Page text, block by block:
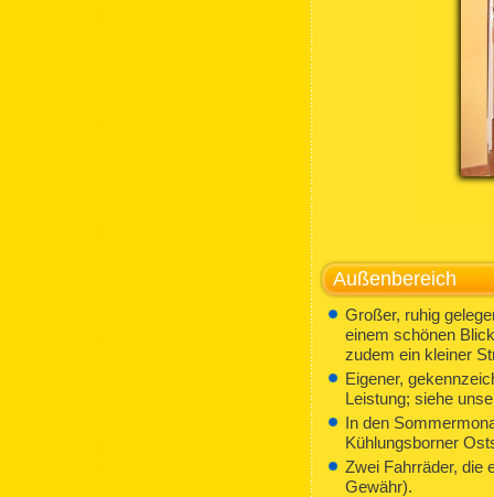
Außenbereich
Großer, ruhig
einem schönen
zudem ein kleiner
Eigener,
Leistung; siehe
In den
Kühlungsborner
Zwei Fahrräder, die
Gewähr).